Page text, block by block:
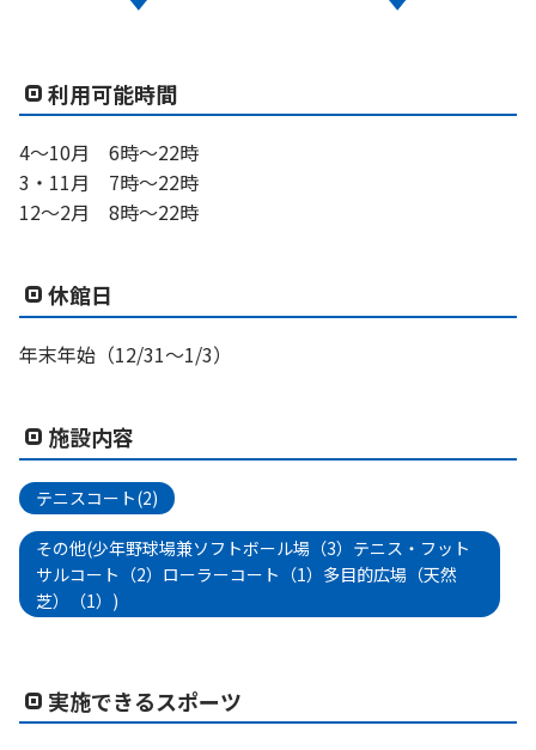
利用可能時間
4〜10月 6時〜22時
3・11月 7時〜22時
12〜2月 8時〜22時
休館日
年末年始（12/31〜1/3）
施設内容
テニスコート(2)
その他(少年野球場兼ソフトボール場（3）テニス・フット
サルコート（2）ローラーコート（1）多目的広場（天然
芝）（1）)
実施できるスポーツ